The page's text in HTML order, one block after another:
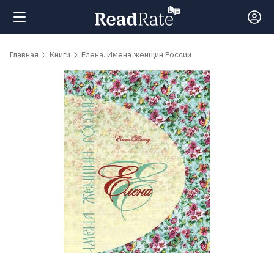
Поиск
Рейтинги
обсуждаемые
Главная Книги Елена. Имена женщин России